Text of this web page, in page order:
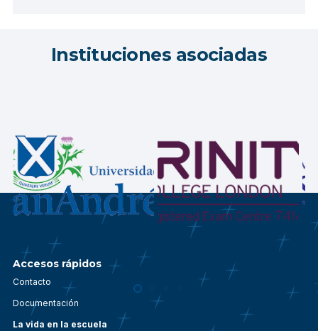
Instituciones asociadas
Accesos rápidos
Contacto
Documentación
La vida en la escuela